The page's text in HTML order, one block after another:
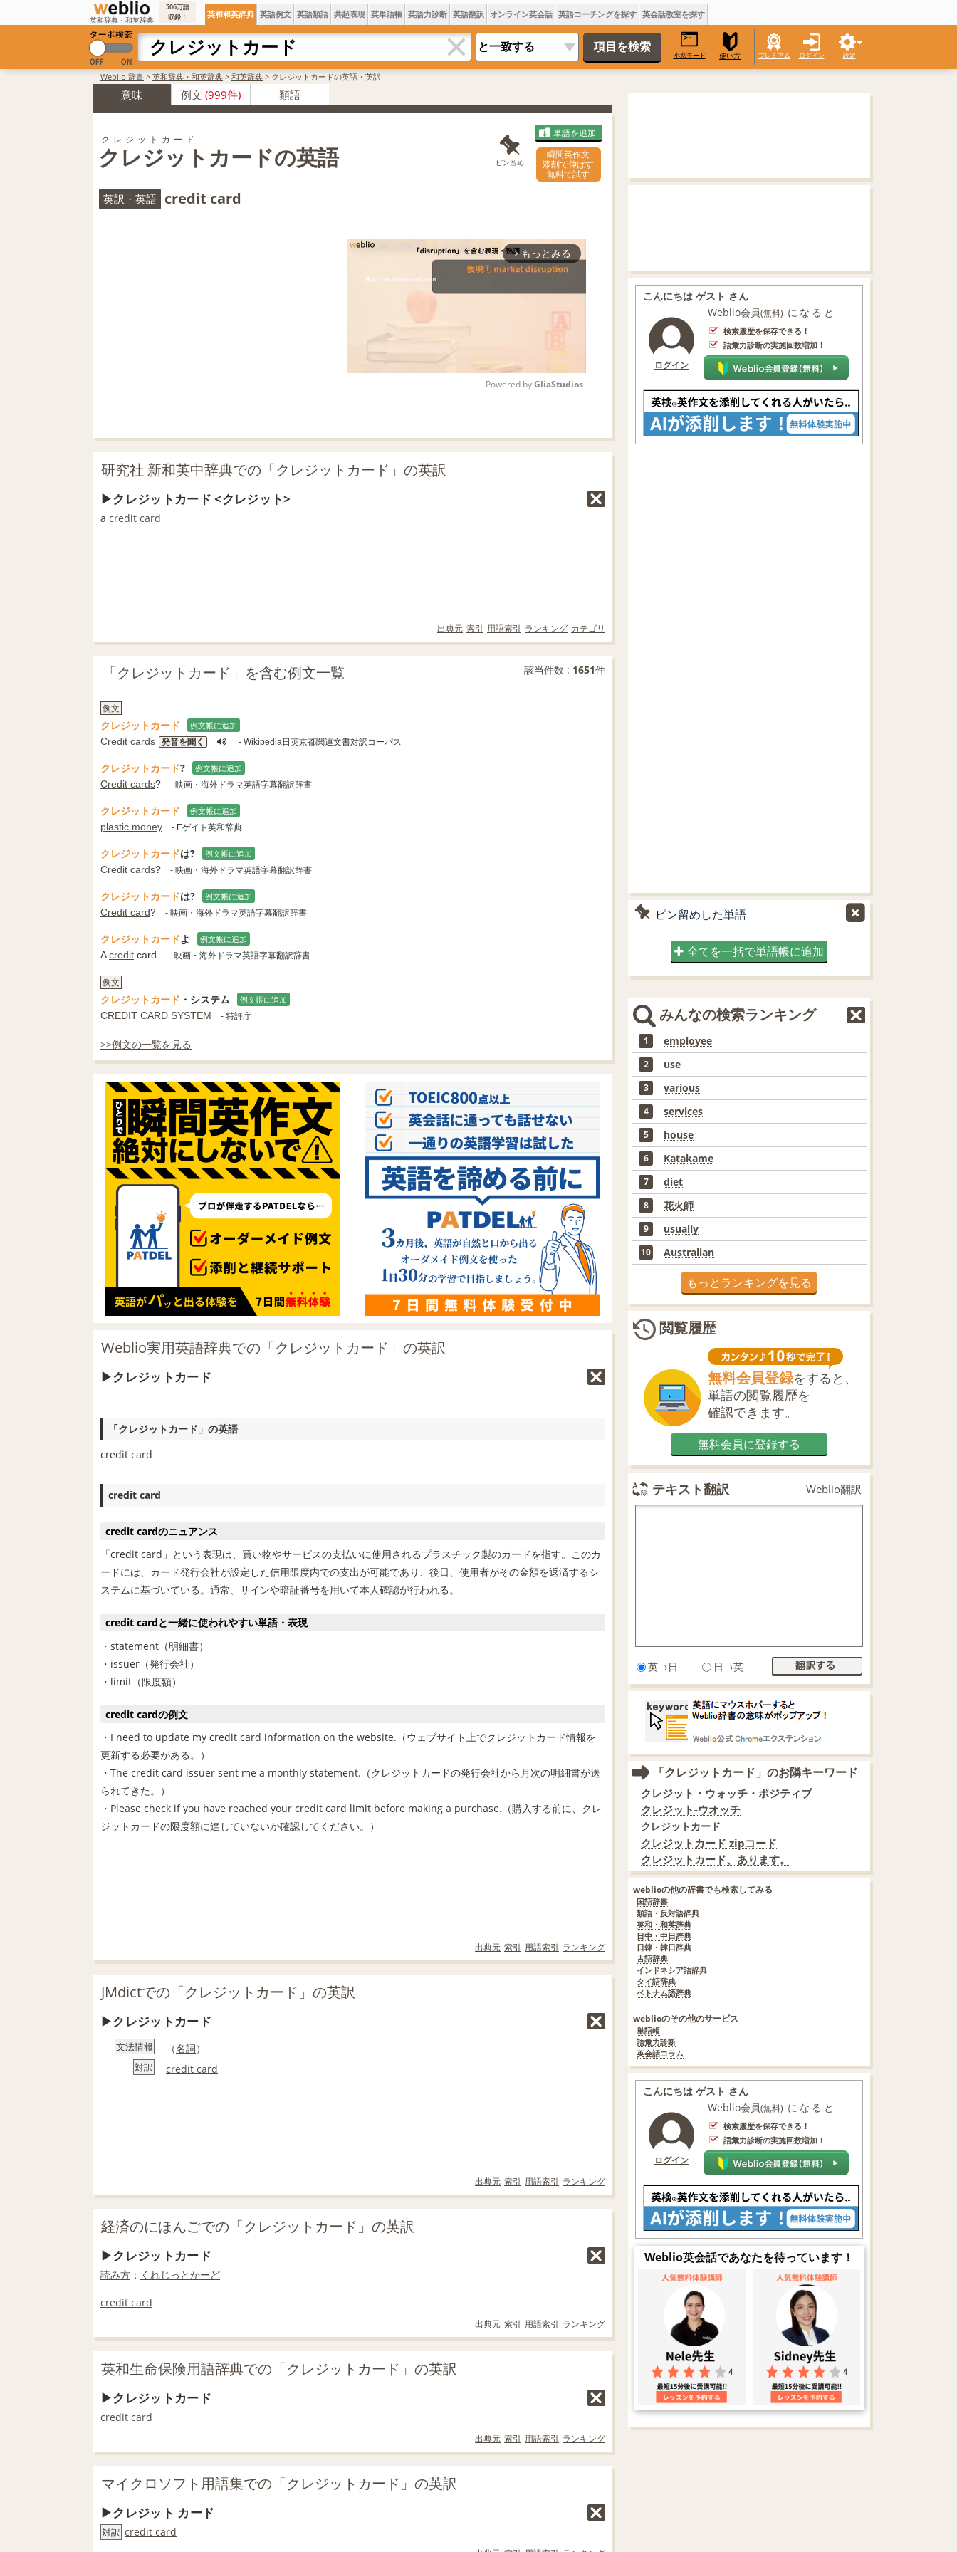
英和辞典・和英辞典
506万語
収録！
英和和英辞典 英語例文 英語類語 共起表現 英単語帳 英語力診断 英語翻訳 オンライン英会話 英語コーチングを探す 英会話教室を探す
小窓モード 使い方 プレミアム ログイン 設定
Weblio 辞書 > 英和辞典・和英辞典 > 和英辞典 > クレジットカードの英語・英訳
意味 例文 (999件) 類語
クレジットカードの英語
クレジットカード
ピン留め
単語を追加
瞬間英作文
添削で伸ばす
無料で試す
英訳・英語 credit card
arrow_forward_ios もっとみる
Powered by GliaStudios
研究社 新和英中辞典での「クレジットカード」の英訳
クレジットカード <クレジット>
a credit card
出典元 索引 用語索引 ランキング カテゴリ
「クレジットカード」を含む例文一覧 該当件数 : 1651件
例文
クレジットカード 例文帳に追加
Credit cards 発音を聞く - Wikipedia日英京都関連文書対訳コーパス
クレジットカード? 例文帳に追加
Credit cards? - 映画・海外ドラマ英語字幕翻訳辞書
クレジットカード 例文帳に追加
plastic money - Eゲイト英和辞典
クレジットカードは? 例文帳に追加
Credit cards? - 映画・海外ドラマ英語字幕翻訳辞書
クレジットカードは? 例文帳に追加
Credit card? - 映画・海外ドラマ英語字幕翻訳辞書
クレジットカードよ 例文帳に追加
Acredit card. - 映画・海外ドラマ英語字幕翻訳辞書
例文
クレジットカード ・システム 例文帳に追加
CREDIT CARD SYSTEM - 特許庁
>>例文の一覧を見る
Weblio実用英語辞典での「クレジットカード」の英訳
クレジットカード
「クレジットカード」の英語
credit card
credit card
credit cardのニュアンス
「credit card」という表現は、買い物やサービスの支払いに使用されるプラスチック製のカードを指す。このカ
ードには、カード発行会社が設定した信用限度内での支出が可能であり、後日、使用者がその金額を返済するシ
ステムに基づいている。通常、サインや暗証番号を用いて本人確認が行われる。
credit cardと一緒に使われやすい単語・表現
・statement（明細書）
・issuer（発行会社）
・limit（限度額）
credit cardの例文
・I need to update my credit card information on the website.（ウェブサイト上でクレジットカード情報を
更新する必要がある。）
・The credit card issuer sent me a monthly statement.（クレジットカードの発行会社から月次の明細書が送
られてきた。）
・Please check if you have reached your credit card limit before making a purchase.（購入する前に、クレ
ジットカードの限度額に達していないか確認してください。）
出典元 索引 用語索引 ランキング
JMdictでの「クレジットカード」の英訳
クレジットカード
文法情報 （名詞）
対訳 credit card
出典元 索引 用語索引 ランキング
経済のにほんごでの「クレジットカード」の英訳
クレジットカード
読み方 ： くれじっとかーど
credit card
出典元 索引 用語索引 ランキング
英和生命保険用語辞典での「クレジットカード」の英訳
クレジットカード
credit card
出典元 索引 用語索引 ランキング
マイクロソフト用語集での「クレジットカード」の英訳
クレジット カード
対訳 credit card
こんにちは ゲスト さん
ログイン
Weblio会員(無料) になると
検索履歴を保存できる！
語彙力診断の実施回数増加！
ピン留めした単語
全てを一括で単語帳に追加
みんなの検索ランキング
1 employee
2 use
3 various
4 services
5 house
6 Katakame
7 diet
8 花火師
9 usually
10 Australian
もっとランキングを見る
閲覧履歴
無料会員登録をすると、
単語の閲覧履歴を
確認できます。
無料会員に登録する
テキスト翻訳 Weblio翻訳
英→日 日→英
「クレジットカード」のお隣キーワード
クレジット・ウォッチ・ポジティブ
クレジット‐ウオッチ
クレジットカード
クレジットカード zipコード
クレジットカード、あります。
weblioの他の辞書でも検索してみる
国語辞書
類語・反対語辞典
英和・和英辞典
日中・中日辞典
日韓・韓日辞典
古語辞典
インドネシア語辞典
タイ語辞典
ベトナム語辞典
weblioのその他のサービス
単語帳
語彙力診断
英会話コラム
こんにちは ゲスト さん
ログイン
Weblio会員(無料) になると
検索履歴を保存できる！
語彙力診断の実施回数増加！
Weblio英会話であなたを待っています！